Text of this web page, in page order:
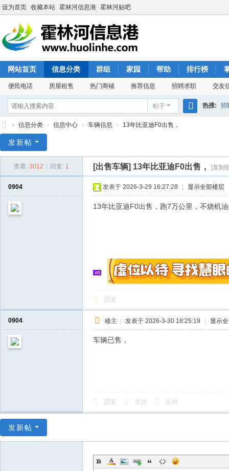
设为首页 收藏本站 霍林河信息港 霍林河贴吧
网站首页 信息分类 群组 家园 帮助 排行榜
便民电话 房屋租售 热门商铺 推荐信息 招聘求职 交友
帖子 热搜: 招
林
» 信息分类 › 信息中心 › 车辆信息 › 13年比亚迪F0出售，
发新帖
查看: 3012 回复: 1 [出售车辆] 13年比亚迪F0出售， [复制
0904 发表于 2026-3-29 16:27:28 显示全部楼层
13年比亚迪F0出售，跑7万公里，不烧机
回复
0904 楼主 | 发表于 2026-3-30 18:25:19 | 显示
车辆已售，
回复 支持 反对
发新帖